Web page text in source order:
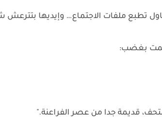
تطبع ملفات الاجتماع… وإيديها بتترعش
بغضب:
قديمة جدا من عصر الفراعنة."